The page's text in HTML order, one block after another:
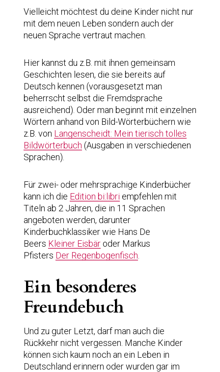
Vielleicht möchtest du deine Kinder nicht nur
mit dem neuen Leben sondern auch der
neuen Sprache vertraut machen.
Hier kannst du z.B. mit ihnen gemeinsam
Geschichten lesen, die sie bereits auf
Deutsch kennen (vorausgesetzt man
beherrscht selbst die Fremdsprache
ausreichend). Oder man beginnt mit einzelnen
Wörtern anhand von Bild-Wörterbüchern wie
z.B. von Langenscheidt: Mein tierisch tolles
Bildwörterbuch (Ausgaben in verschiedenen
Sprachen).
Für zwei- oder mehrsprachige Kinderbücher
kann ich die Edition bi:libri empfehlen mit
Titeln ab 2 Jahren, die in 11 Sprachen
angeboten werden, darunter
Kinderbuchklassiker wie Hans De
Beers Kleiner Eisbär oder Markus
Pfisters Der Regenbogenfisch
Ein besonderes
Freundebuch
Und zu guter Letzt, darf man auch die
Rückkehr nicht vergessen. Manche Kinder
können sich kaum noch an ein Leben in
Deutschland erinnern oder wurden gar im